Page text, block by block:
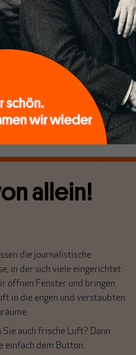
35 Jahre in die
eine Durchschnittsrente
14 Auszahlungen im Jahr,
im österreichischen
“. Es sei zu teuer und
in Österreich eine
Riester-Rente an.
allein!
die journalistische
in der sich viele eingerichtet
öffnen Fenster und bringen
in die engen und verstaubten
Sie auch frische Luft? Dann
einfach dem Button.